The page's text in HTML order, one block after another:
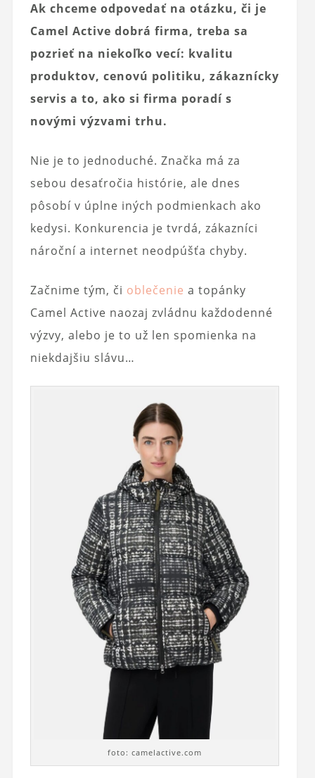
Ak chceme odpovedať na otázku, či je
Camel Active dobrá firma, treba sa
pozrieť na niekoľko vecí: kvalitu
produktov, cenovú politiku, zákaznícky
servis a to, ako si firma poradí s
novými výzvami trhu.
Nie je to jednoduché. Značka má za
sebou desaťročia histórie, ale dnes
pôsobí v úplne iných podmienkach ako
kedysi. Konkurencia je tvrdá, zákazníci
nároční a internet neodpúšťa chyby.
Začnime tým, či oblečenie a topánky
Camel Active naozaj zvládnu každodenné
výzvy, alebo je to už len spomienka na
niekdajšiu slávu…
foto: camelactive.com